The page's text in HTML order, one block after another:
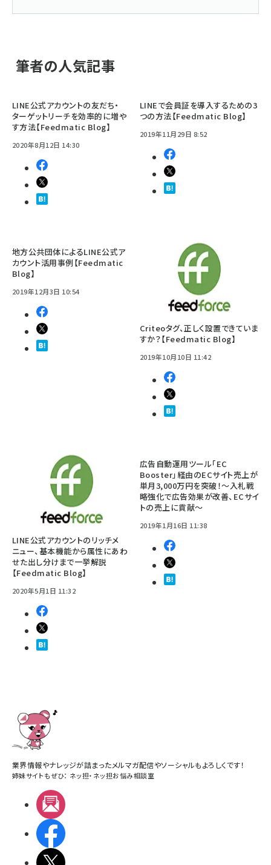
筆者の人気記事
LINE公式アカウントの友だち・
ターゲットリーチを効率的に増や
す方法【Feedmatic Blog】
2020年8月12日 14:30
LINEで会員証を導入するための3
つの方法【Feedmatic Blog】
2019年11月29日 8:52
地方公共団体によるLINE公式ア
カウント活用事例【Feedmatic
Blog】
2019年12月3日 10:54
Criteoタグ、正しく設置できていま
すか？【Feedmatic Blog】
2019年10月10日 11:42
LINE公式アカウントのリッチメ
ニュー、基本機能から属性にあわ
せた出し分けまで一挙解説
【Feedmatic Blog】
2020年5月1日 11:32
広告自動運用ツール「EC
Booster」経由のECサイト売上が
単月3,000万円を突破！～入札戦
略強化で広告効果が改善、ECサイ
トの売上に貢献～
2019年1月16日 11:38
業界情報やナレッジが詰まったメルマガ配信やソーシャルもよろしくです！
姉妹サイトもぜひ： ネッ担・ ネッ担お悩み相談室